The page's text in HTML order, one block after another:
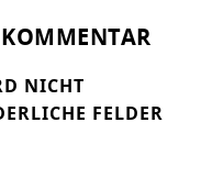
NICHT
FELDER